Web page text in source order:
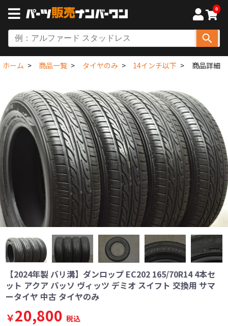
0
ホーム 商品一覧 タイヤのみ 14インチ以下 商品詳細
【2024年製 バリ溝】ダンロップ EC202 165/70R14 4本セ
ット アクア パッソ ヴィッツ デミオ スイフト 交換用 サマ
ータイヤ 中古 タイヤのみ
￥20,800 税込